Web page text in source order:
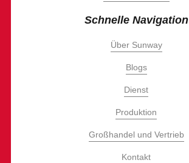
Schnelle Navigation
Über Sunway
Blogs
Dienst
Produktion
Großhandel und Vertrieb
Kontakt